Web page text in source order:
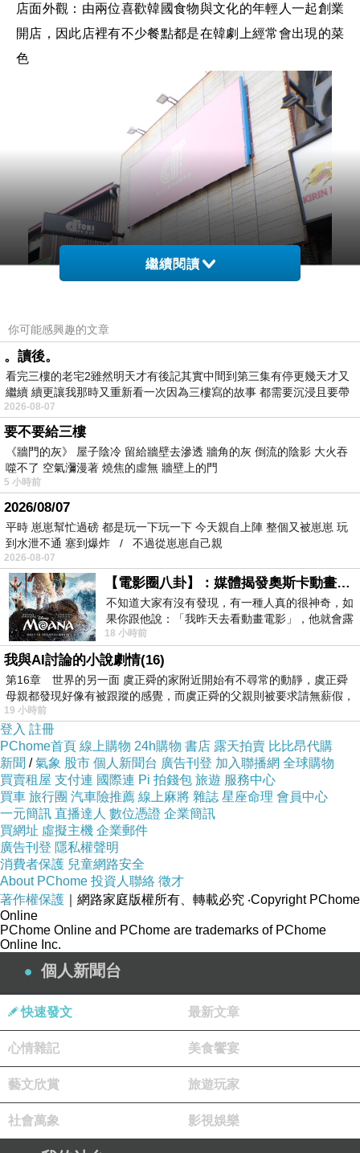
店面外觀：由兩位喜歡韓國食物與文化的年輕人一起創業
開店，因此店裡有不少餐點都是在韓劇上經常會出現的菜
色
內用空間較小，因此都是設計成吧檯式座位，一個人來吃
也不怕尷尬
韓式炸醬麵（附自製醃蘿蔔及醃黃瓜）：韓式炸醬稱為
「春醬（춘장 ）」，主要是用黑豆做成，因此看起來很黑
繼續閱讀
你可能感興趣的文章
。讀後。
看完三樓的老宅2雖然明天才有後記其實中間到第三集有停更幾天才又
繼續 續更讓我那時又重新看一次因為三樓寫的故事 都需要沉浸且要帶
有
2026-08-07
要不要給三樓
《牆門的灰》 屋子陰冷 留給牆壁去滲透 牆角的灰 倒流的陰影 大火吞
噬不了 空氣瀰漫著 燒焦的虛無 牆壁上的門
5 小時前
2026/08/07
平時 崽崽幫忙過磅 都是玩一下玩一下 今天親自上陣 整個又被崽崽 玩
到水泄不通 塞到爆炸 / 不過從崽崽自己親
2026-08-07
【電影圈八卦】：媒體揭發奧斯卡動畫項目投票醜聞！好萊塢為什麼看不起動畫電影？
不知道大家有沒有發現，有一種人真的很神奇，如
果你跟他說：「我昨天去看動畫電影」，他就會露
出一種慈祥的微笑，然後問你是不是陪小
18 小時前
我與AI討論的小說劇情(16)
第16章 世界的另一面 虞正舜的家附近開始有不尋常的動靜，虞正舜
母親都發現好像有被跟蹤的感覺，而虞正舜的父親則被要求請無薪假，
19 小時前
登入 註冊
PChome首頁 線上購物 24h購物 書店 露天拍賣 比比昂代購
新聞 /氣象 股市 個人新聞台 廣告刊登 加入聯播網 全球購物
買賣租屋 支付連 國際連 Pi 拍錢包 旅遊 服務中心
買車 旅行團 汽車險推薦 線上麻將 雜誌 星座命理 會員中心
一元簡訊 直播達人 數位憑證 企業簡訊
買網址 虛擬主機 企業郵件
廣告刊登 隱私權聲明
消費者保護 兒童網路安全
About PChome 投資人聯絡 徵才
著作權保護 ｜網路家庭版權所有、轉載必究 ‧Copyright PChome
Online
PChome Online and PChome are trademarks of PChome
Online Inc.
個人新聞台
快速發文 最新文章
心情雜記 美食饗宴
藝文欣賞 旅遊玩家
社會萬象 影視娛樂